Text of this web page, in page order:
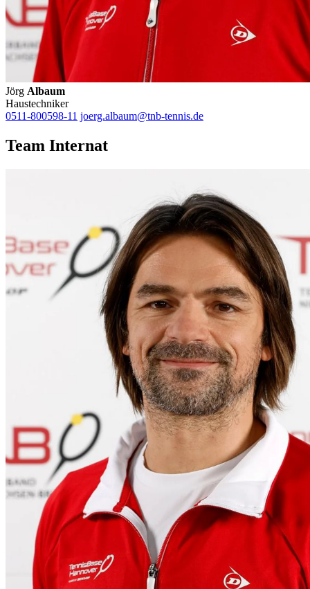
Jörg Albaum
Haustechniker
0511-800598-11 joerg.albaum@tnb-tennis.de
Team Internat